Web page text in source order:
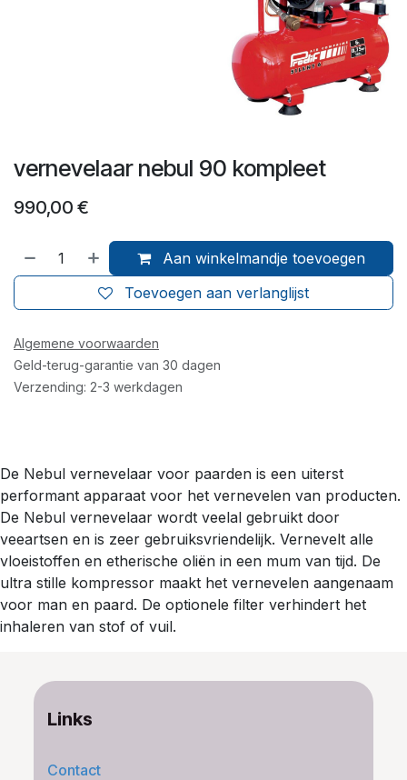
vernevelaar nebul 90 kompleet
990,00 €
Aan winkelmandje toevoegen
Toevoegen aan verlanglijst
Algemene voorwaarden
Geld-terug-garantie van 30 dagen
Verzending: 2-3 werkdagen
De Nebul vernevelaar voor paarden is een uiterst
performant apparaat voor het vernevelen van producten.
De Nebul vernevelaar wordt veelal gebruikt door
veeartsen en is zeer gebruiksvriendelijk. Vernevelt alle
vloeistoffen en etherische oliën in een mum van tijd. De
ultra stille kompressor maakt het vernevelen aangenaam
voor man en paard. De optionele filter verhindert het
inhaleren van stof of vuil.
Links
Contact